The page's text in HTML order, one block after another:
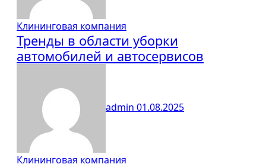
Клининговая компания
Тренды в области уборки
автомобилей и автосервисов
admin 01.08.2025
Клининговая компания